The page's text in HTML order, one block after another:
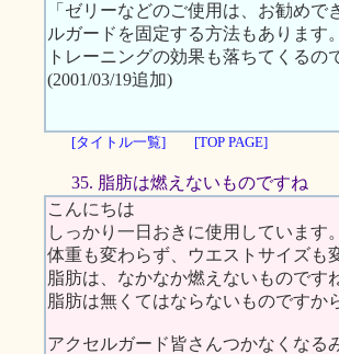
「ゼリーなどのご使用は、お勧め
ルガードを固定する方法もありま
トレーニングの効果も落ちてくる
(2001/03/19追加)
[タイトル一覧] [TOP PAGE]
35. 脂肪は燃えないものですね
こんにちは
しっかり一日おきに使用しています。
体重も変わらず、ウエストサイズも
脂肪は、なかなか燃えないものです
脂肪は無くてはならないものですか
アクセルガード皆さんつかなくなる